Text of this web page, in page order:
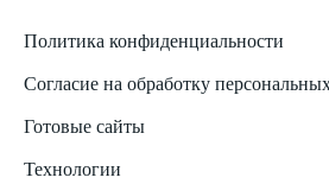
Политика конфиденциальности
Согласие на обработку
Готовые сайты
Технологии